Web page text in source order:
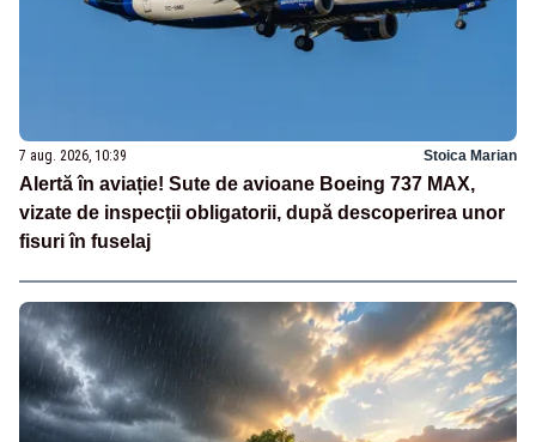
7 aug. 2026, 10:39 Stoica Marian
Alertă în aviație! Sute de avioane Boeing 737 MAX,
vizate de inspecții obligatorii, după descoperirea unor
fisuri în fuselaj